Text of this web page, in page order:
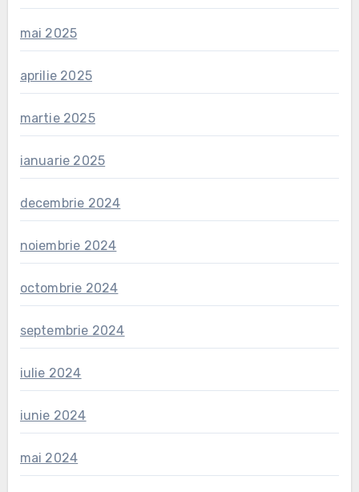
mai 2025
aprilie 2025
martie 2025
ianuarie 2025
decembrie 2024
noiembrie 2024
octombrie 2024
septembrie 2024
iulie 2024
iunie 2024
mai 2024